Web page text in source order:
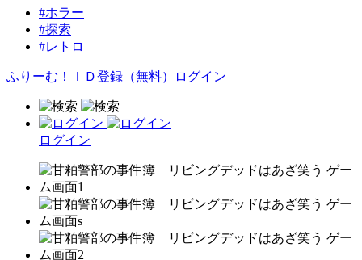
#ホラー
#探索
#レトロ
ふりーむ！ＩＤ登録（無料） ログイン
ログイン